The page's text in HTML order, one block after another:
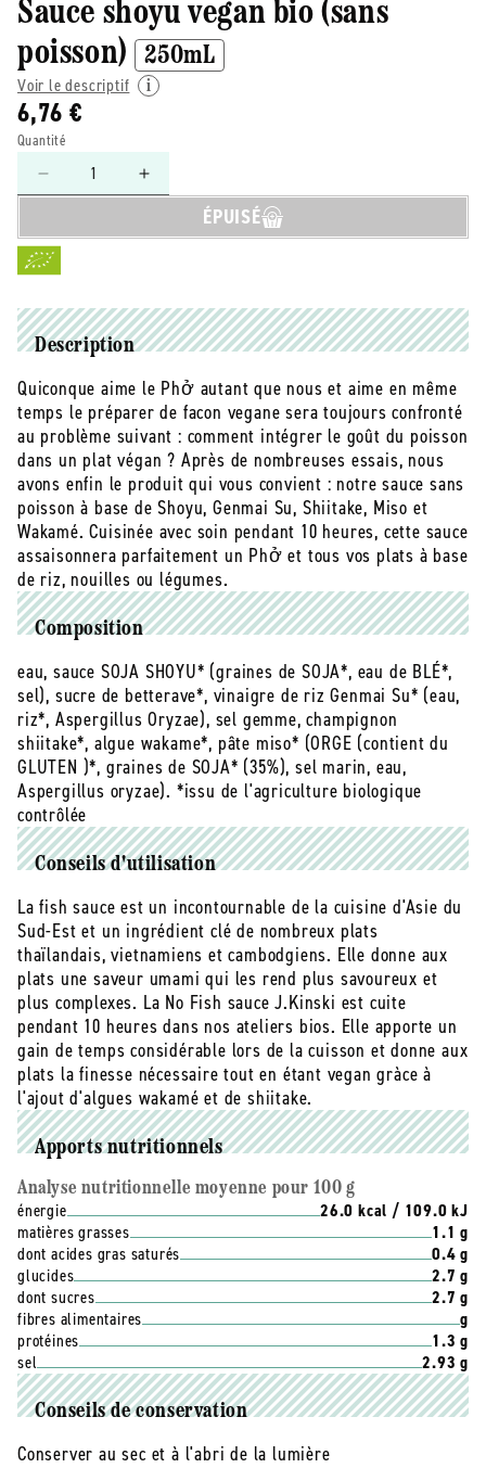
Sauce shoyu vegan bio (sans
poisson)
250mL
Voir le descriptif
6,76 €
Quantité
Réduire
de
J.Kinski
-
Sauce
vegan
bio
(sans
poisson)
-
250mL
Augmenter
quantité
-
Sauce
vegan
bio
(sans
poisson)
-
250mL
ÉPUISÉ
Description
Quiconque aime le Phở autant que nous et aime en même
temps le préparer de facon vegane sera toujours confronté
au problème suivant : comment intégrer le goût du poisson
dans un plat végan ? Après de nombreuses essais, nous
avons enfin le produit qui vous convient : notre sauce sans
poisson à base de Shoyu, Genmai Su, Shiitake, Miso et
Wakamé. Cuisinée avec soin pendant 10 heures, cette sauce
assaisonnera parfaitement un Phở et tous vos plats à base
de riz, nouilles ou légumes.
Composition
eau, sauce SOJA SHOYU* (graines de SOJA*, eau de BLÉ*,
sel), sucre de betterave*, vinaigre de riz Genmai Su* (eau,
riz*, Aspergillus Oryzae), sel gemme, champignon
shiitake*, algue wakame*, pâte miso* (ORGE (contient du
GLUTEN )*, graines de SOJA* (35%), sel marin, eau,
Aspergillus oryzae). *issu de l'agriculture biologique
contrôlée
Conseils d'utilisation
La fish sauce est un incontournable de la cuisine d'Asie du
Sud-Est et un ingrédient clé de nombreux plats
thaïlandais, vietnamiens et cambodgiens. Elle donne aux
plats une saveur umami qui les rend plus savoureux et
plus complexes. La No Fish sauce J.Kinski est cuite
pendant 10 heures dans nos ateliers bios. Elle apporte un
gain de temps considérable lors de la cuisson et donne aux
plats la finesse nécessaire tout en étant vegan gràce à
l'ajout d'algues wakamé et de shiitake.
Apports nutritionnels
Analyse nutritionnelle moyenne pour 100 g
énergie
26.0 kcal / 109.0 kJ
matières grasses
1.1 g
dont acides gras saturés
0.4 g
glucides
2.7 g
dont sucres
2.7 g
fibres alimentaires
g
protéines
1.3 g
sel
2.93 g
Conseils de conservation
Conserver au sec et à l'abri de la lumière